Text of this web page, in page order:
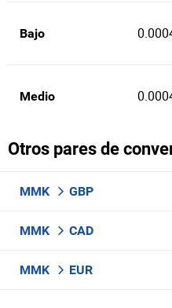
Bajo
Medio
Otros pares de
MMK GBP
MMK CAD
MMK EUR